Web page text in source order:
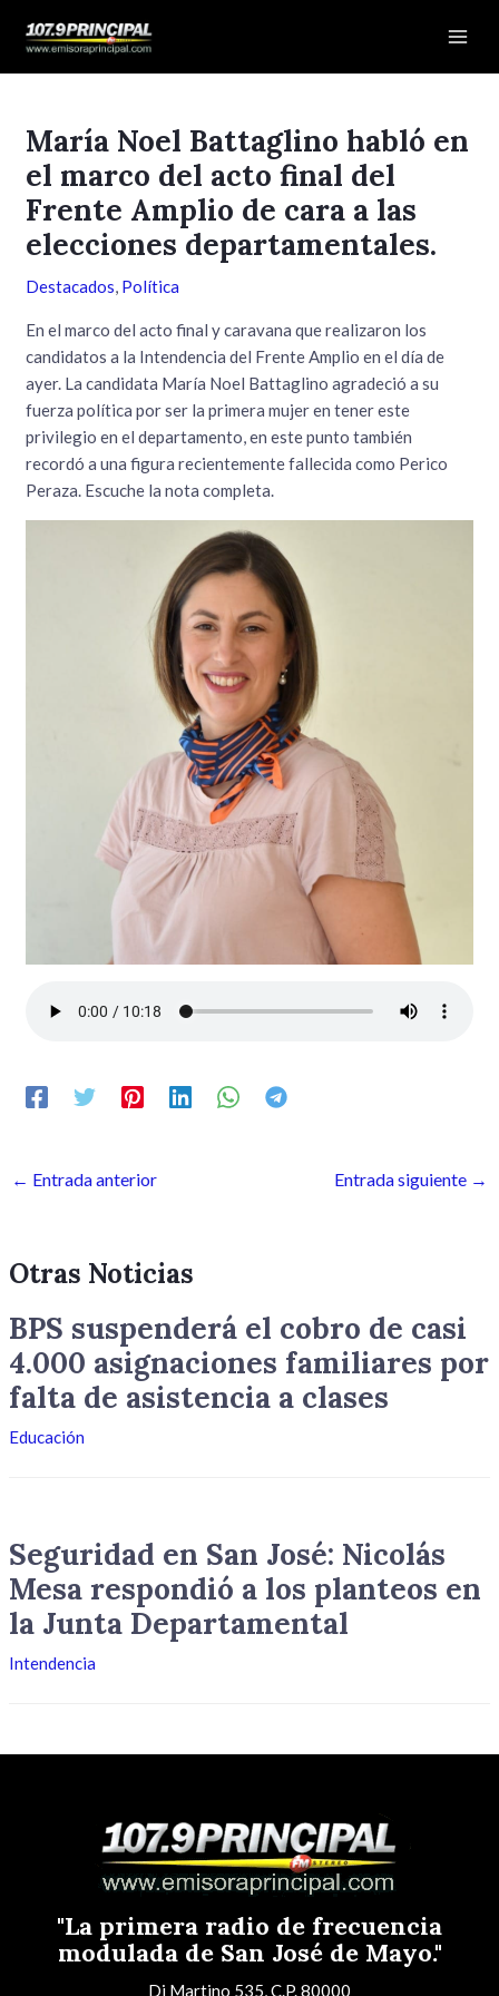
María Noel Battaglino habló en
el marco del acto final del
Frente Amplio de cara a las
elecciones departamentales.
Destacados, Política
En el marco del acto final y caravana que realizaron los
candidatos a la Intendencia del Frente Amplio en el día de
ayer. La candidata María Noel Battaglino agradeció a su
fuerza política por ser la primera mujer en tener este
privilegio en el departamento, en este punto también
recordó a una figura recientemente fallecida como Perico
Peraza. Escuche la nota completa.
de
← Entrada anterior Entrada siguiente →
Otras Noticias
BPS suspenderá el cobro de casi
4.000 asignaciones familiares por
falta de asistencia a clases
Educación
Seguridad en San José: Nicolás
Mesa respondió a los planteos en
la Junta Departamental
Intendencia
"La primera radio de frecuencia
modulada de San José de Mayo."
Di Martino 535, C.P. 80000